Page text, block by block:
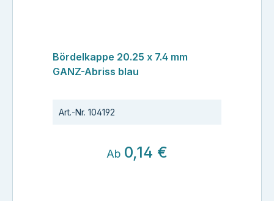
Bördelkappe 20.25 x 7.4 mm
GANZ-Abriss blau
Art.-Nr. 104192
Ab 0,14 €